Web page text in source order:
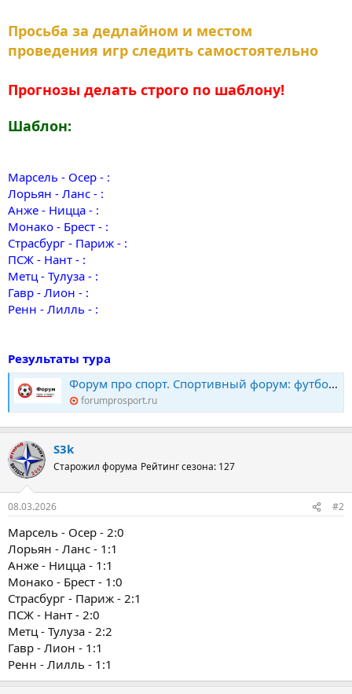
Просьба за дедлайном и местом
проведения игр следить самостоятельно
Прогнозы делать строго по шаблону!
Шаблон:
Марсель - Осер - :
Лорьян - Ланс - :
Анже - Ницца - :
Монако - Брест - :
Страсбург - Париж - :
ПСЖ - Нант - :
Метц - Тулуза - :
Гавр - Лион - :
Ренн - Лилль - :
Результаты тура
Форум про спорт. Спортивный форум: футбол, хоккей, биатлон, теннис. Конкурс прогнозов
forumprosport.ru
S3k
Старожил форума Рейтинг сезона: 127
08.03.2026 #2
Марсель - Осер - 2:0
Лорьян - Ланс - 1:1
Анже - Ницца - 1:1
Монако - Брест - 1:0
Страсбург - Париж - 2:1
ПСЖ - Нант - 2:0
Метц - Тулуза - 2:2
Гавр - Лион - 1:1
Ренн - Лилль - 1:1